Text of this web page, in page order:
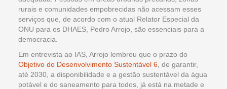
rurais e comunidades empobrecidas não acessam esses
serviços que, de acordo com o atual Relator Especial da
ONU para os DHAES, Pedro Arrojo, são essenciais para a
democracia.
Em entrevista ao IAS, Arrojo lembrou que o prazo do
Objetivo do Desenvolvimento Sustentável 6 , de garantir,
até 2030, a disponibilidade e a gestão sustentável da água
potável e do saneamento para todos, já está na metade e